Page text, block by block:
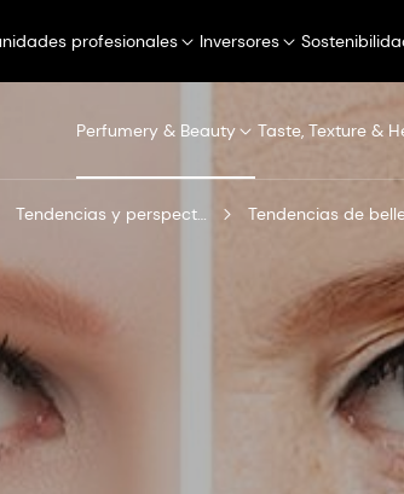
profesionales Inversores
Perfumery & Beauty Taste, Texture &
Tendencias y perspectivas